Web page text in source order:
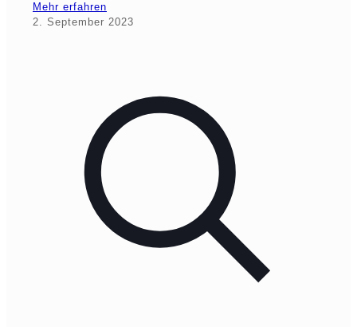
Mehr erfahren
2. September 2023